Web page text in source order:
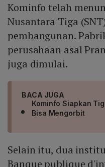
Kominfo telah
Nusantara Tiga
pembangunan.
perusahaan asal
juga dimulai.
BACA JUGA
Kominfo Siapkan
Bisa Mengorbit
Selain itu, dua
Banque publique